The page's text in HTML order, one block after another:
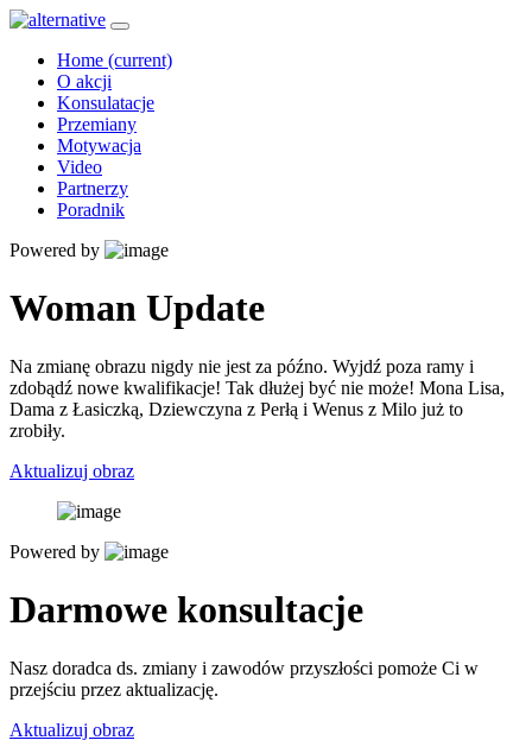
Home (current)
O akcji
Konsulatacje
Przemiany
Motywacja
Video
Partnerzy
Poradnik
Powered by
Woman Update
Na zmianę obrazu nigdy nie jest za późno. Wyjdź poza ramy i
zdobądź nowe kwalifikacje! Tak dłużej być nie może! Mona Lisa,
Dama z Łasiczką, Dziewczyna z Perłą i Wenus z Milo już to
zrobiły.
Aktualizuj obraz
Powered by
Darmowe konsultacje
Nasz doradca ds. zmiany i zawodów przyszłości pomoże Ci w
przejściu przez aktualizację.
Aktualizuj obraz